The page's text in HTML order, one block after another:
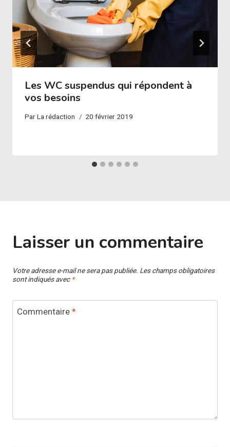
Les WC suspendus qui répondent à
vos besoins
ParLa rédaction 20 février 2019
Laisser un commentaire
Votre adresse e-mail ne sera pas publiée. Les champs obligatoires
sont indiqués avec *
Commentaire *